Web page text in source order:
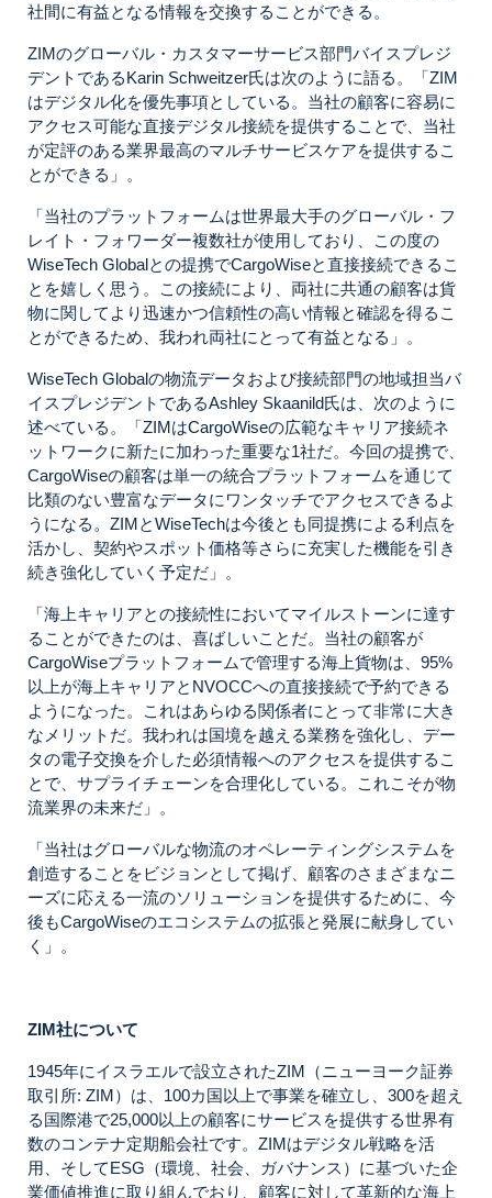
社間に有益となる情報を交換することができる。
ZIMのグローバル・カスタマーサービス部門バイスプレジ
デントであるKarin Schweitzer氏は次のように語る。「ZIM
はデジタル化を優先事項としている。当社の顧客に容易に
アクセス可能な直接デジタル接続を提供することで、当社
が定評のある業界最高のマルチサービスケアを提供するこ
とができる」。
「当社のプラットフォームは世界最大手のグローバル・フ
レイト・フォワーダー複数社が使用しており、この度の
WiseTech Globalとの提携でCargoWiseと直接接続できるこ
とを嬉しく思う。この接続により、両社に共通の顧客は貨
物に関してより迅速かつ信頼性の高い情報と確認を得るこ
とができるため、我われ両社にとって有益となる」。
WiseTech Globalの物流データおよび接続部門の地域担当バ
イスプレジデントであるAshley Skaanild氏は、次のように
述べている。「ZIMはCargoWiseの広範なキャリア接続ネ
ットワークに新たに加わった重要な1社だ。今回の提携で、
CargoWiseの顧客は単一の統合プラットフォームを通じて
比類のない豊富なデータにワンタッチでアクセスできるよ
うになる。ZIMとWiseTechは今後とも同提携による利点を
活かし、契約やスポット価格等さらに充実した機能を引き
続き強化していく予定だ」。
「海上キャリアとの接続性においてマイルストーンに達す
ることができたのは、喜ばしいことだ。当社の顧客が
CargoWiseプラットフォームで管理する海上貨物は、95%
以上が海上キャリアとNVOCCへの直接接続で予約できる
ようになった。これはあらゆる関係者にとって非常に大き
なメリットだ。我われは国境を越える業務を強化し、デー
タの電子交換を介した必須情報へのアクセスを提供するこ
とで、サプライチェーンを合理化している。これこそが物
流業界の未来だ」。
「当社はグローバルな物流のオペレーティングシステムを
創造することをビジョンとして掲げ、顧客のさまざまなニ
ーズに応える一流のソリューションを提供するために、今
後もCargoWiseのエコシステムの拡張と発展に献身してい
く」。
ZIM社について
1945年にイスラエルで設立されたZIM（ニューヨーク証券
取引所: ZIM）は、100カ国以上で事業を確立し、300を超え
る国際港で25,000以上の顧客にサービスを提供する世界有
数のコンテナ定期船会社です。ZIMはデジタル戦略を活
用、そしてESG（環境、社会、ガバナンス）に基づいた企
業価値推進に取り組んでおり、顧客に対して革新的な海上